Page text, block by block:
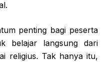
penting bagi peserta
belajar langsung dari
religius. Tak hanya itu,